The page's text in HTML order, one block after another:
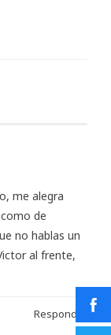
me alegra
de
no hablas un
al frente,
Responder